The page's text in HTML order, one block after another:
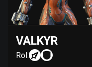
VALKYR
Rol: